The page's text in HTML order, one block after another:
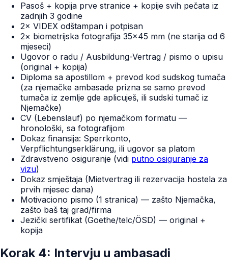
Pasoš + kopija prve stranice + kopije svih pečata iz
zadnjih 3 godine
2× VIDEX odštampan i potpisan
2× biometrijska fotografija 35×45 mm (ne starija od 6
mjeseci)
Ugovor o radu / Ausbildung-Vertrag / pismo o upisu
(original + kopija)
Diploma sa apostillom + prevod kod sudskog tumača
(za njemačke ambasade prizna se samo prevod
tumača iz zemlje gde aplicuješ, ili sudski tumač iz
Njemačke)
CV (Lebenslauf) po njemačkom formatu —
hronološki, sa fotografijom
Dokaz finansija: Sperrkonto,
Verpflichtungserklärung, ili ugovor sa platom
Zdravstveno osiguranje (vidi putno osiguranje za
vizu)
Dokaz smještaja (Mietvertrag ili rezervacija hostela za
prvih mjesec dana)
Motivaciono pismo (1 stranica) — zašto Njemačka,
zašto baš taj grad/firma
Jezički sertifikat (Goethe/telc/ÖSD) — original +
kopija
Korak 4: Intervju u ambasadi